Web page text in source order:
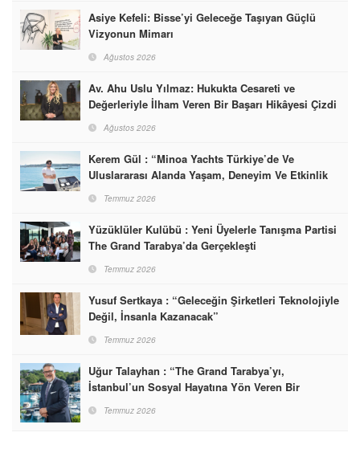
Asiye Kefeli: Bisse’yi Geleceğe Taşıyan Güçlü
Vizyonun Mimarı
Ağustos 2026
Av. Ahu Uslu Yılmaz: Hukukta Cesareti ve
Değerleriyle İlham Veren Bir Başarı Hikâyesi Çizdi
Ağustos 2026
Kerem Gül : “Minoa Yachts Türkiye’de Ve
Uluslararası Alanda Yaşam, Deneyim Ve Etkinlik
Markası Olacak”
Temmuz 2026
Yüzüklüler Kulübü : Yeni Üyelerle Tanışma Partisi
The Grand Tarabya’da Gerçekleşti
Temmuz 2026
Yusuf Sertkaya : “Geleceğin Şirketleri Teknolojiyle
Değil, İnsanla Kazanacak”
Temmuz 2026
Uğur Talayhan : “The Grand Tarabya’yı,
İstanbul’un Sosyal Hayatına Yön Veren Bir
Destinasyon Haline Getirmeyi Hedefliyorum”
Temmuz 2026